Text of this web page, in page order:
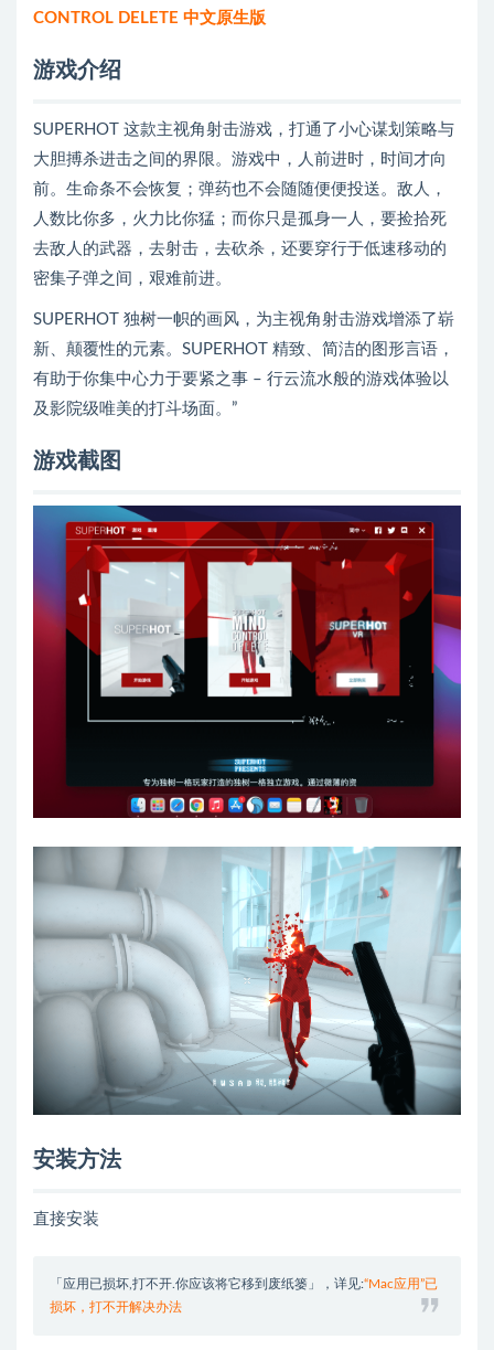
CONTROL DELETE 中文原生版
游戏介绍
SUPERHOT 这款主视角射击游戏，打通了小心谋划策略与
大胆搏杀进击之间的界限。游戏中，人前进时，时间才向
前。生命条不会恢复；弹药也不会随随便便投送。敌人，
人数比你多，火力比你猛；而你只是孤身一人，要捡拾死
去敌人的武器，去射击，去砍杀，还要穿行于低速移动的
密集子弹之间，艰难前进。
SUPERHOT 独树一帜的画风，为主视角射击游戏增添了崭
新、颠覆性的元素。SUPERHOT 精致、简洁的图形言语，
有助于你集中心力于要紧之事 – 行云流水般的游戏体验以
及影院级唯美的打斗场面。”
游戏截图
安装方法
直接安装
「应用已损坏,打不开.你应该将它移到废纸篓」，详见:“Mac应用”已
损坏，打不开解决办法